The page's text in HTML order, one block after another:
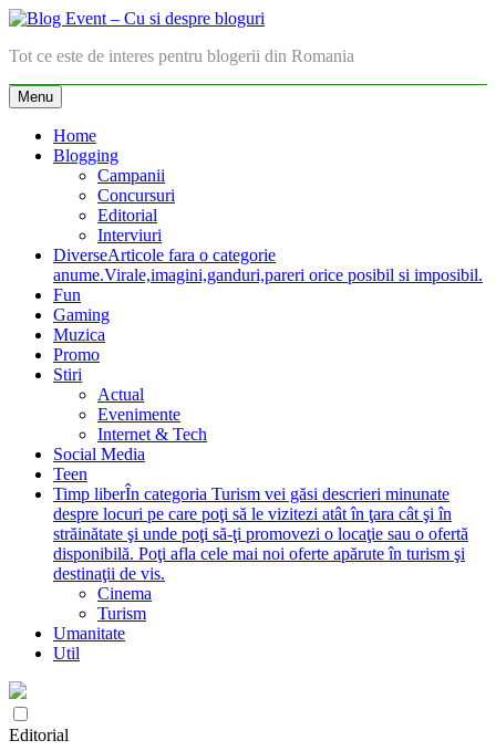
Skip
content
Blog Event – Cu si despre bloguri
Tot ce este de interes pentru blogerii din Romania
Menu
Home
Blogging
Campanii
Concursuri
Editorial
Interviuri
DiverseArticole fara o categorie
anume.Virale,imagini,ganduri,pareri orice posibil si imposibil.
Fun
Gaming
Muzica
Promo
Stiri
Actual
Evenimente
Internet & Tech
Social Media
Teen
Timp liberÎn categoria Turism vei găsi descrieri minunate
despre locuri pe care poţi să le vizitezi atât în ţara cât şi în
străinătate şi unde poţi să-ţi promovezi o locaţie sau o ofertă
disponibilă. Poţi afla cele mai noi oferte apărute în turism şi
destinaţii de vis.
Cinema
Turism
Umanitate
Util
Editorial